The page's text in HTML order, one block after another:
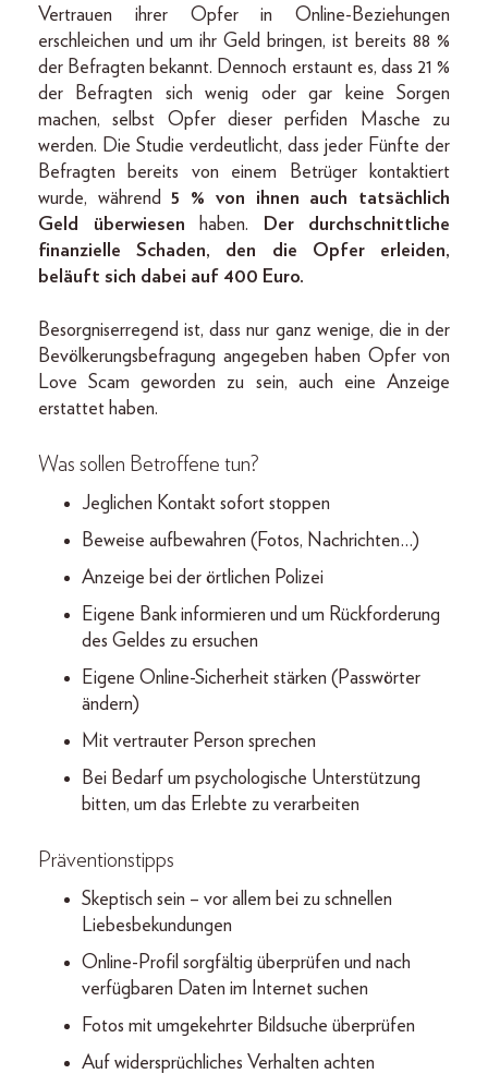
Vertrauen ihrer Opfer in Online-Beziehungen
erschleichen und um ihr Geld bringen, ist bereits 88 %
der Befragten bekannt. Dennoch erstaunt es, dass 21 %
der Befragten sich wenig oder gar keine Sorgen
machen, selbst Opfer dieser perfiden Masche zu
werden. Die Studie verdeutlicht, dass jeder Fünfte der
Befragten bereits von einem Betrüger kontaktiert
wurde, während5 % von ihnen auch tatsächlich
Geld überwiesen haben. Der durchschnittliche
finanzielle Schaden, den die Opfer erleiden,
beläuft sich dabei auf 400 Euro.
Besorgniserregend ist, dass nur ganz wenige, die in der
Bevölkerungsbefragung angegeben haben Opfer von
Love Scam geworden zu sein, auch eine Anzeige
erstattet haben.
Was sollen Betroffene tun?
Jeglichen Kontakt sofort stoppen
Beweise aufbewahren (Fotos, Nachrichten…)
Anzeige bei der örtlichen Polizei
Eigene Bank informieren und um Rückforderung
des Geldes zu ersuchen
Eigene Online-Sicherheit stärken (Passwörter
ändern)
Mit vertrauter Person sprechen
Bei Bedarf um psychologische Unterstützung
bitten, um das Erlebte zu verarbeiten
Präventionstipps
Skeptisch sein – vor allem bei zu schnellen
Liebesbekundungen
Online-Profil sorgfältig überprüfen und nach
verfügbaren Daten im Internet suchen
Fotos mit umgekehrter Bildsuche überprüfen
Auf widersprüchliches Verhalten achten